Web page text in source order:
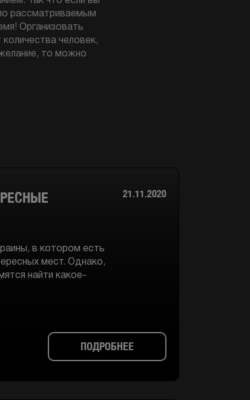
рассматриваемым
Организовать
человек,
желание, то можно
в котором есть
мест. Однако,
найти какое-
21.11.2020
ПОДРОБНЕЕ